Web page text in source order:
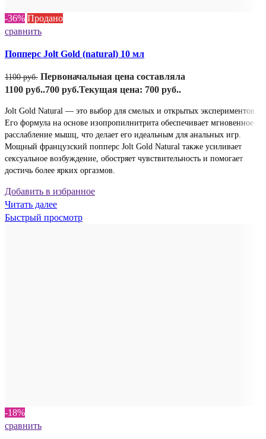
-36% Продано
сравнить
Попперс Jolt Gold (natural) 10 мл
1100руб. Первоначальная цена составляла
1100 руб..700 руб.Текущая цена: 700 руб..
Jolt Gold Natural — это выбор для смелых и открытых экспериментов.
Его формула на основе изопропилнитрита обеспечивает мгновенное
расслабление мышц, что делает его идеальным для анальных игр.
Мощный французский попперс Jolt Gold Natural также усиливает
сексуальное возбуждение, обостряет чувствительность и помогает
достичь более ярких оргазмов.
Добавить в избранное
Читать далее
Быстрый просмотр
-18%
сравнить